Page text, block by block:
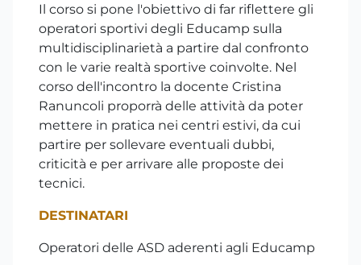
Il corso si pone l'obiettivo di far riflettere gli
operatori sportivi degli Educamp sulla
multidisciplinarietà a partire dal confronto
con le varie realtà sportive coinvolte. Nel
corso dell'incontro la docente Cristina
Ranuncoli proporrà delle attività da poter
mettere in pratica nei centri estivi, da cui
partire per sollevare eventuali dubbi,
criticità e per arrivare alle proposte dei
tecnici.
DESTINATARI
Operatori delle ASD aderenti agli Educamp